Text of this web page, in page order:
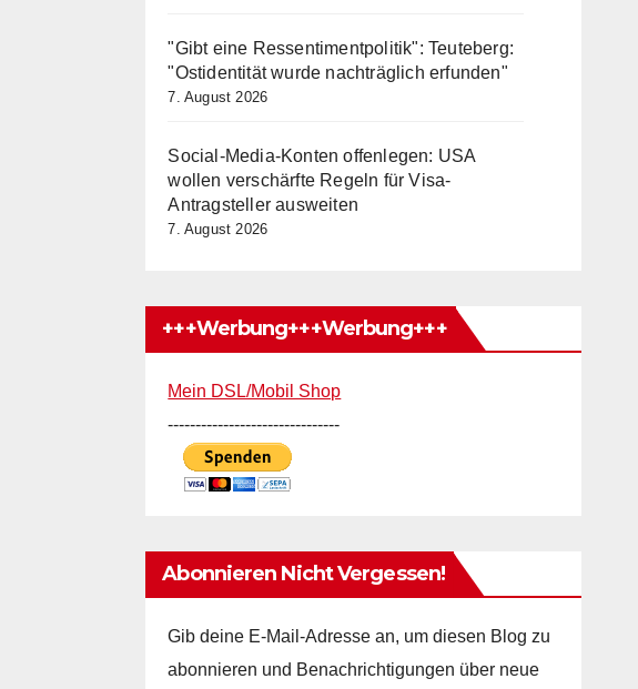
"Gibt eine Ressentimentpolitik": Teuteberg:
"Ostidentität wurde nachträglich erfunden"
7. August 2026
Social-Media-Konten offenlegen: USA
wollen verschärfte Regeln für Visa-
Antragsteller ausweiten
7. August 2026
+++Werbung+++Werbung+++
Mein DSL/Mobil Shop
-------------------------------
Abonnieren Nicht Vergessen!
Gib deine E-Mail-Adresse an, um diesen Blog zu
abonnieren und Benachrichtigungen über neue